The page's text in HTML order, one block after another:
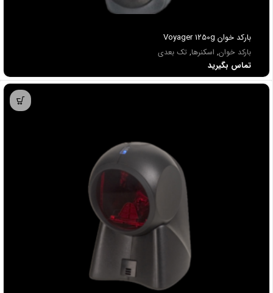
باركد خوان Voyager 1250g
بارکد خوان, اسکنرها, تک بعدی
تماس بگیرید